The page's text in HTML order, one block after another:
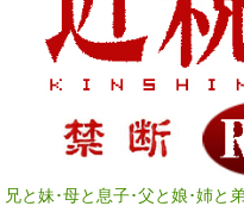
兄と妹･母と息子･父と娘･姉と